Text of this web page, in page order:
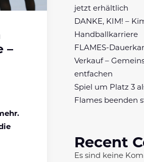
–
jetzt erhältlich
DANKE, KIM! –
Handballkarriere
FLAMES-
Verkauf –
entfachen
Spiel um Platz 3
Flames beenden
Recent
Es sind keine